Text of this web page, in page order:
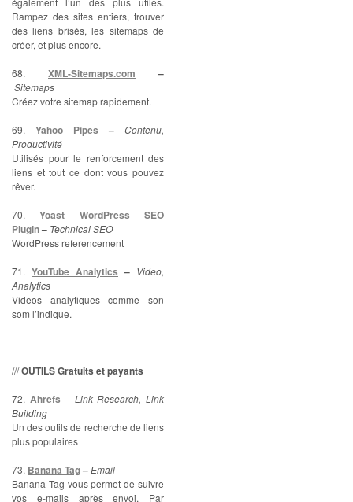
Rampez des sites entiers, trouver
des liens brisés, les sitemaps de
créer, et plus encore.
68. XML-Sitemaps.com –
Sitemaps
Créez votre sitemap rapidement.
69. Yahoo Pipes – Contenu,
Productivité
Utilisés pour le renforcement des
liens et tout ce dont vous pouvez
rêver.
70.Yoast WordPress SEO
Plugin– Technical SEO
WordPress referencement
71. YouTube Analytics – Video,
Analytics
Videos analytiques comme son
som l’indique.
///OUTILSGratuits et payants
72. Ahrefs – Link Research, Link
Building
Un des outils de recherche de liens
plus populaires
73. Banana Tag–Email
Banana Tag vous permet de suivre
vos e-mails après envoi. Par